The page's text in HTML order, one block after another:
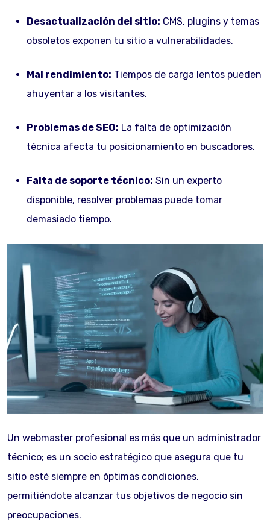
Desactualización del sitio: CMS, plugins y temas
obsoletos exponen tu sitio a vulnerabilidades.
Mal rendimiento: Tiempos de carga lentos pueden
ahuyentar a los visitantes.
Problemas de SEO: La falta de optimización
técnica afecta tu posicionamiento en buscadores.
Falta de soporte técnico: Sin un experto
disponible, resolver problemas puede tomar
demasiado tiempo.
Un webmaster profesional es más que un administrador
técnico; es un socio estratégico que asegura que tu
sitio esté siempre en óptimas condiciones,
permitiéndote alcanzar tus objetivos de negocio sin
preocupaciones.